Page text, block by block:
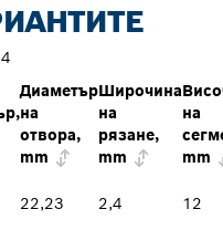
4
Диаметър
на
отвора,
mm
Широчина
на
рязане,
mm
на
mm
22,23 2,4 12